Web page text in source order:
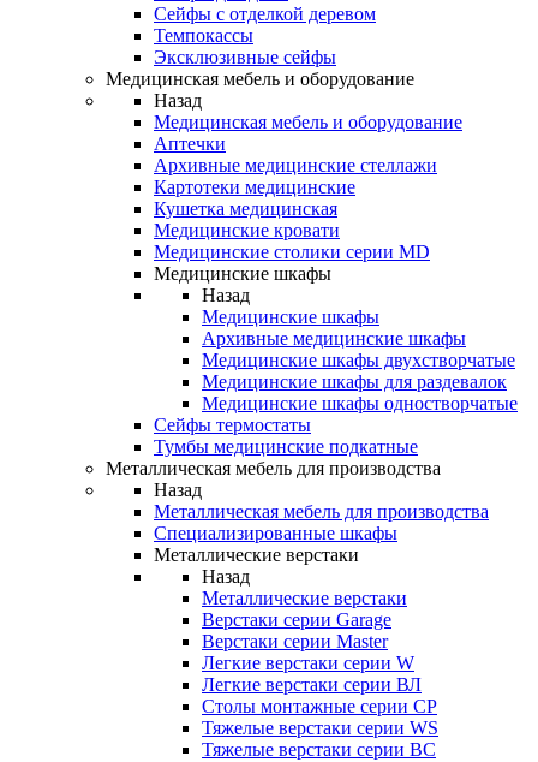
Сейфы с отделкой деревом
Темпокассы
Эксклюзивные сейфы
Медицинская мебель и оборудование
Назад
Медицинская мебель и оборудование
Аптечки
Архивные медицинские стеллажи
Картотеки медицинские
Кушетка медицинская
Медицинские кровати
Медицинские столики серии MD
Медицинские шкафы
Назад
Медицинские шкафы
Архивные медицинские шкафы
Медицинские шкафы двухстворчатые
Медицинские шкафы для раздевалок
Медицинские шкафы одностворчатые
Сейфы термостаты
Тумбы медицинские подкатные
Металлическая мебель для производства
Назад
Металлическая мебель для производства
Cпециализированные шкафы
Металлические верстаки
Назад
Металлические верстаки
Верстаки серии Garage
Верстаки серии Master
Легкие верстаки серии W
Легкие верстаки серии ВЛ
Столы монтажные серии СР
Тяжелые верстаки серии WS
Тяжелые верстаки серии ВС